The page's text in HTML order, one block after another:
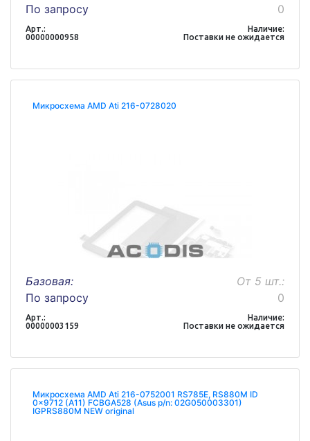
По запросу
0
Арт.:
00000000958
Наличие:
Поставки не ожидается
Микросхема AMD Ati 216-0728020
Базовая:
По запросу
От 5 шт.:
0
Арт.:
00000003159
Наличие:
Поставки не ожидается
Микросхема AMD Ati 216-0752001 RS785E, RS880M ID
0x9712 (A11) FCBGA528 (Asus p/n: 02G050003301)
IGPRS880M NEW original